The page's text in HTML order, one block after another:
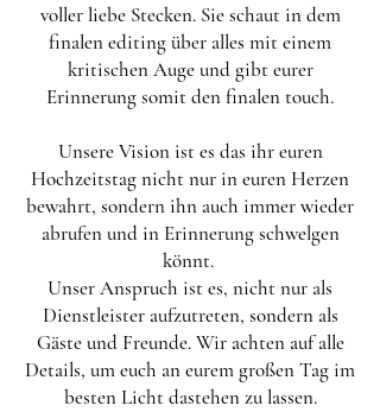
voller liebe Stecken. Sie schaut in dem
finalen editing über alles mit einem
kritischen Auge und gibt eurer
Erinnerung somit den finalen touch.
Unsere Vision ist es das ihr euren
Hochzeitstag nicht nur in euren Herzen
bewahrt, sondern ihn auch immer wieder
abrufen und in Erinnerung schwelgen
könnt.
Unser Anspruch ist es, nicht nur als
Dienstleister aufzutreten, sondern als
Gäste und Freunde. Wir achten auf alle
Details, um euch an eurem großen Tag im
besten Licht dastehen zu lassen.